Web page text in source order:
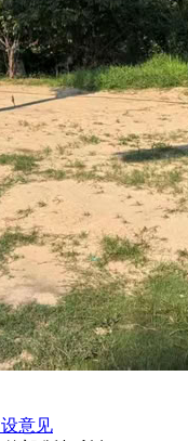
意见